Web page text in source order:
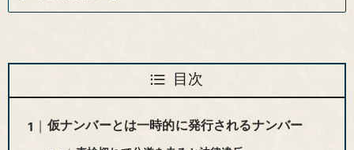
目次
仮ナンバーとは一時的に発行されるナンバー